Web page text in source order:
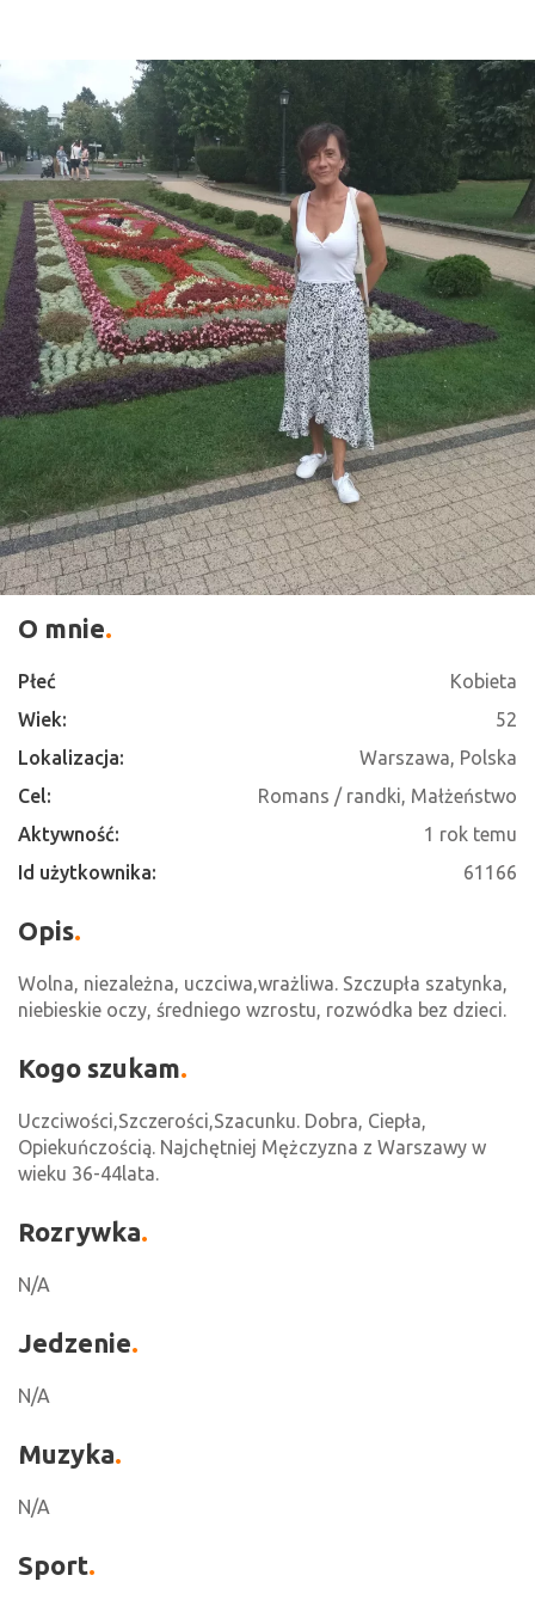
O mnie
Płeć
Kobieta
Wiek:
52
Lokalizacja:
Warszawa, Polska
Cel:
Romans / randki, Małżeństwo
Aktywność:
1 rok temu
Id użytkownika:
61166
Opis
Wolna, niezależna, uczciwa,wrażliwa. Szczupła szatynka,
niebieskie oczy, średniego wzrostu, rozwódka bez dzieci.
Kogo szukam
Uczciwości,Szczerości,Szacunku. Dobra, Ciepła,
Opiekuńczością. Najchętniej Mężczyzna z Warszawy w
wieku 36-44lata.
Rozrywka
N/A
Jedzenie
N/A
Muzyka
N/A
Sport